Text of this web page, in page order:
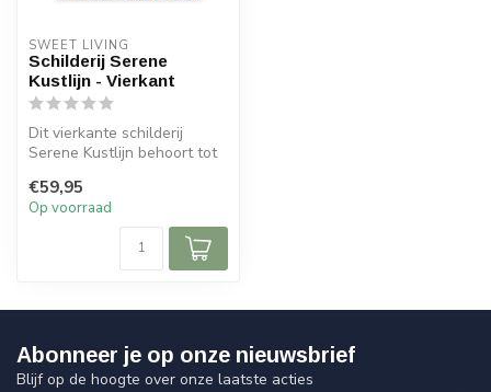
SWEET LIVING
Schilderij Serene
Kustlijn - Vierkant
Dit vierkante schilderij
Serene Kustlijn behoort tot
€59,95
Op voorraad
Abonneer je op onze nieuwsbrief
Blijf op de hoogte over onze laatste acties